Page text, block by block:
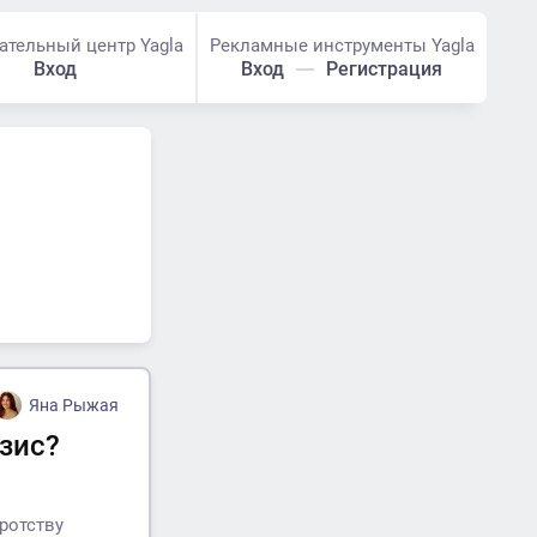
центр Yagla
Вход
Рекламные инструменты Yagla
Вход Регистрация
Яна Рыжая